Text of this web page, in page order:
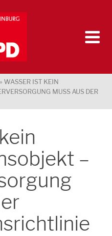
» WASSER IST KEIN
MUSS AUS DER
–